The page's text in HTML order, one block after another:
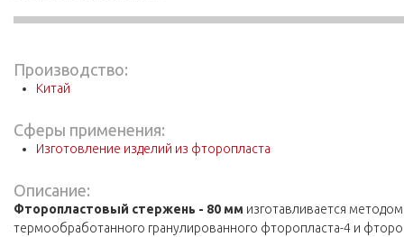
Производство:
Китай
Сферы применения:
Изготовление изделий из фторопласта
Описание:
Фторопластовый стержень - 80 мм изготавливается
термообработанного гранулированного фторопласта-4 и